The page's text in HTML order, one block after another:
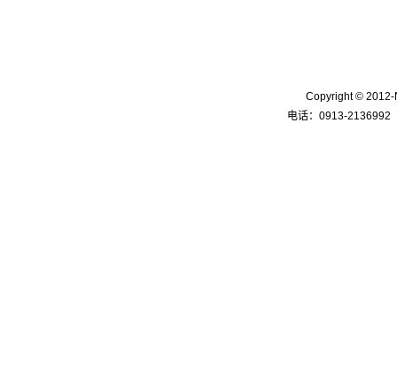
Copyright © 2012-
电话：0913-